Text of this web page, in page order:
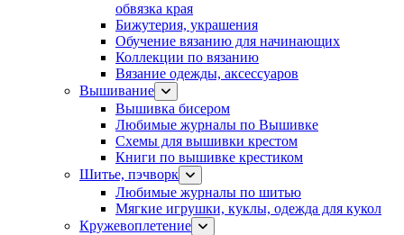
обвязка края
Бижутерия, украшения
Обучение вязанию для начинающих
Коллекции по вязанию
Вязание одежды, аксессуаров
Вышивание
Вышивка бисером
Любимые журналы по Вышивке
Схемы для вышивки крестом
Книги по вышивке крестиком
Шитье, пэчворк
Любимые журналы по шитью
Мягкие игрушки, куклы, одежда для кукол
Кружевоплетение